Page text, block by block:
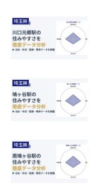
埼玉県
埼玉県
埼玉県